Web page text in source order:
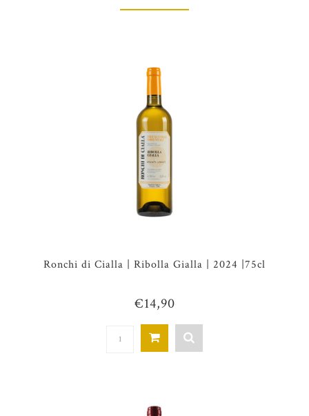
Ronchi di Cialla | Ribolla Gialla | 2024 |75cl
€14,90